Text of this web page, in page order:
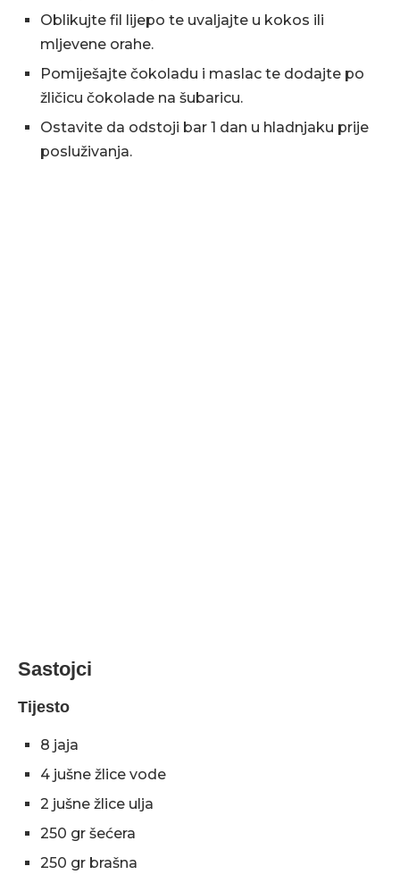
Oblikujte fil lijepo te uvaljajte u kokos ili
mljevene orahe.
Pomiješajte čokoladu i maslac te dodajte po
žličicu čokolade na šubaricu.
Ostavite da odstoji bar 1 dan u hladnjaku prije
posluživanja.
Sastojci
Tijesto
8 jaja
4 jušne žlice vode
2 jušne žlice ulja
250 gr šećera
250 gr brašna